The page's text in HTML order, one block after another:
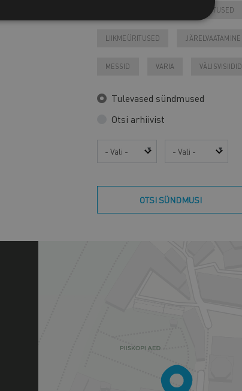
KOOLITUSED
LIIKMEÜRITUSED JÄRELVAATAMINE
MESSID VARIA VÄLISVISIIDID
Tulevased sündmused
Otsi arhiivist
Aasta Kuu
OTSI SÜNDMUSI